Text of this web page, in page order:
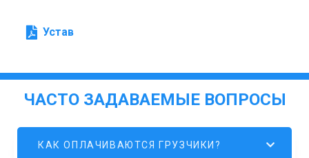
Устав
ЧАСТО ЗАДАВАЕМЫЕ ВОПРОСЫ
КАК ОПЛАЧИВАЮТСЯ ГРУЗЧИКИ?